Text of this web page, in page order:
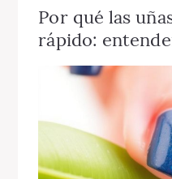
Por qué las
rápido: